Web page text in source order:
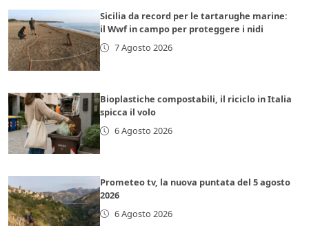
Sicilia da record per le tartarughe marine:
il Wwf in campo per proteggere i nidi
7 Agosto 2026
Bioplastiche compostabili, il riciclo in Italia
spicca il volo
6 Agosto 2026
Prometeo tv, la nuova puntata del 5 agosto
2026
6 Agosto 2026